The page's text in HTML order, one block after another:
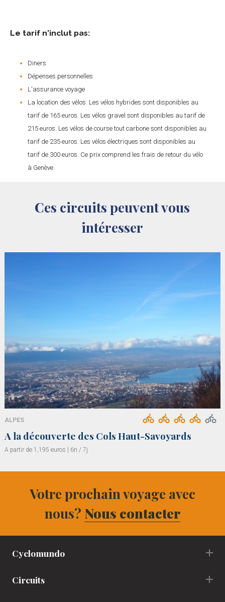
Le tarif n'inclut pas:
Diners
Dépenses personnelles
L'assurance voyage
La location des vélos. Les vélos hybrides sont disponibles au
tarif de 165 euros. Les vélos gravel sont disponibles au tarif de
215 euros. Les vélos de course tout carbone sont disponibles au
tarif de 235 euros. Les vélos électriques sont disponibles au
tarif de 300 euros. Ce prix comprend les frais de retour du vélo
à Genève.
Ces circuits peuvent vous
intéresser
ALPES
A la découverte des Cols Haut-Savoyards
A partir de 1,195 euros | 6n / 7j
Votre prochain voyage avec
nous? Nous contacter
Cyclomundo
Circuits